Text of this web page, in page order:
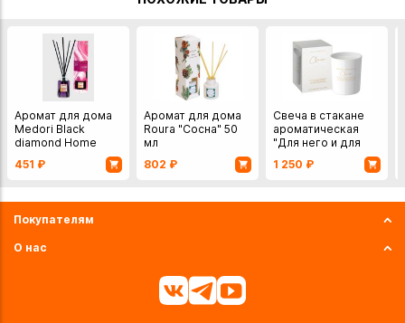
Аромат для дома
Medori Black
diamond Home
451 ₽
Аромат для дома
Roura "Сосна" 50
мл
802 ₽
Свеча в стакане
ароматическая
"Для него и для
1 250 ₽
Покупателям
О нас